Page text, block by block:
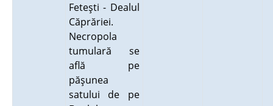
Feteşti - Dealul
Căprăriei.
Necropola
tumulară se
află pe
păşunea
satului de pe